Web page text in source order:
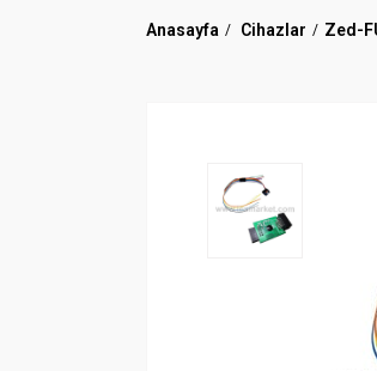
Anasayfa Cihazlar Zed-